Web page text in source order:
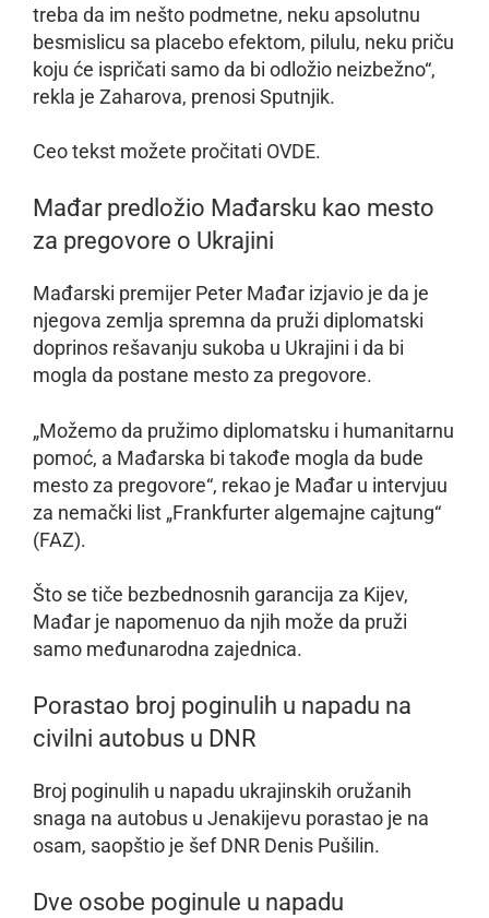
treba da im nešto podmetne, neku apsolutnu
besmislicu sa placebo efektom, pilulu, neku priču
koju će ispričati samo da bi odložio neizbežno“,
rekla je Zaharova, prenosi Sputnjik.
Ceo tekst možete pročitati OVDE.
Mađar predložio Mađarsku kao mesto
za pregovore o Ukrajini
Mađarski premijer Peter Mađar izjavio je da je
njegova zemlja spremna da pruži diplomatski
doprinos rešavanju sukoba u Ukrajini i da bi
mogla da postane mesto za pregovore.
„Možemo da pružimo diplomatsku i humanitarnu
pomoć, a Mađarska bi takođe mogla da bude
mesto za pregovore“, rekao je Mađar u intervjuu
za nemački list „Frankfurter algemajne cajtung“
(FAZ).
Što se tiče bezbednosnih garancija za Kijev,
Mađar je napomenuo da njih može da pruži
samo međunarodna zajednica.
Porastao broj poginulih u napadu na
civilni autobus u DNR
Broj poginulih u napadu ukrajinskih oružanih
snaga na autobus u Jenakijevu porastao je na
osam, saopštio je šef DNR Denis Pušilin.
Dve osobe poginule u napadu